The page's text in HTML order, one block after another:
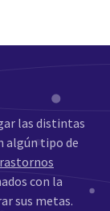
las distintas
algún tipo de
con la
sus metas.